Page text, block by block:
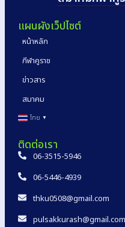
แผนผังเว็ปไซต์
หน้าหลัก
กีฬาคูราช
ข่าวสาร
สมาคม
ไทย ▼
ติดต่อเรา
06-3515-5946
06-5446-4939
thku0508@gmail.com
pulsakkurash@gmail.com